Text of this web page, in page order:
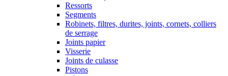
Ressorts
Segments
Robinets, filtres, durites, joints, cornets, colliers
de serrage
Joints papier
Visserie
Joints de culasse
Pistons